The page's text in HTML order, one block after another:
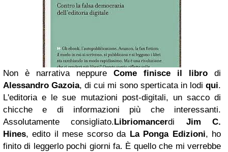
Non è narrativa neppure Come finisce il libro di
Alessandro Gazoia, di cui mi sono sperticata in lodiqui.
L'editoria e le sue mutazioni post-digitali, un sacco di
chicche e di informazioni più che interessanti.
Assolutamente consigliato. Libriomancerdi Jim C.
Hines, edito il mese scorso da La Ponga Edizioni, ho
finito di leggerlo pochi giorni fa. È quello che mi verrebbe